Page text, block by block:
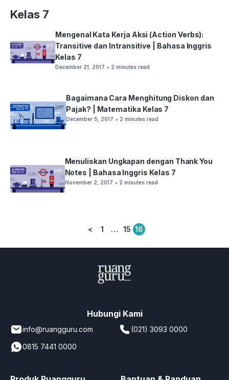
Kelas 7
Mengenal Kata Kerja Aksi (Action Verbs):
Transitive dan Intransitive | Bahasa Inggris
Kelas 7
December 21, 2017 • 2 minutes read
Bagaimana Cara Menghitung Diskon dan
Pajak? | Matematika Kelas 7
December 5, 2017 • 2 minutes read
Menuliskan Ungkapan dengan Thank You
Notes | Bahasa Inggris Kelas 7
November 2, 2017 • 2 minutes read
Posts
< 1 … 15 16
Hubungi Kami
info@ruangguru.com
(021) 3093 0000
0815 7441 0000